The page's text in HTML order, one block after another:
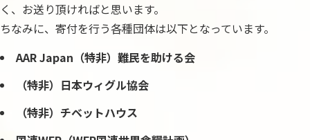
く、お送り頂ければと思います。
ちなみに、寄付を行う各種団体は以下となっています。
AAR Japan（特非）難民を助ける会
（特非）日本ウィグル協会
（特非）チベットハウス